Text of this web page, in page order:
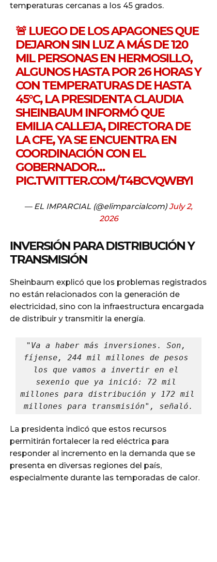
temperaturas cercanas a los 45 grados.
🚨 LUEGO DE LOS APAGONES QUE
DEJARON SIN LUZ A MÁS DE 120
MIL PERSONAS EN HERMOSILLO,
ALGUNOS HASTA POR 26 HORAS Y
CON TEMPERATURAS DE HASTA
45°C, LA PRESIDENTA CLAUDIA
SHEINBAUM INFORMÓ QUE
EMILIA CALLEJA, DIRECTORA DE
LA CFE, YA SE ENCUENTRA EN
COORDINACIÓN CON EL
GOBERNADOR…
PIC.TWITTER.COM/T4BCVQWBYI
— EL IMPARCIAL (@elimparcialcom)July 2,
2026
INVERSIÓN PARA DISTRIBUCIÓN Y
TRANSMISIÓN
Sheinbaum explicó que los problemas registrados
no están relacionados con la generación de
electricidad, sino con la infraestructura encargada
de distribuir y transmitir la energía.
"Va a haber más inversiones. Son,
fíjense, 244 mil millones de pesos
los que vamos a invertir en el
sexenio que ya inició: 72 mil
millones para distribución y 172 mil
millones para transmisión", señaló.
La presidenta indicó que estos recursos
permitirán fortalecer la red eléctrica para
responder al incremento en la demanda que se
presenta en diversas regiones del país,
especialmente durante las temporadas de calor.